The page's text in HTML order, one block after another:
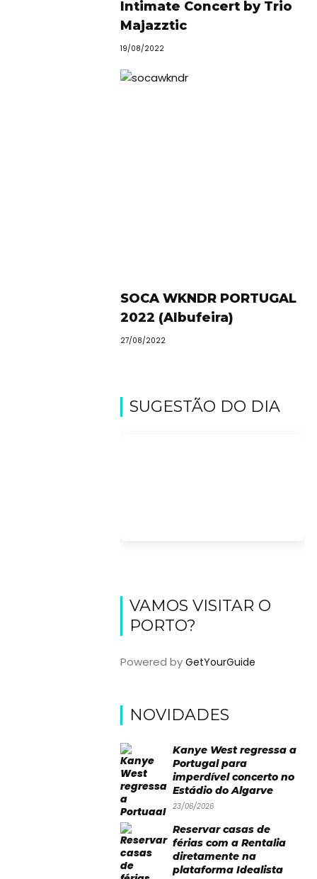
&
Bronzeado
Quem
Intimate Concert by Trio
Majazztic
19/08/2022
SOCA WKNDR PORTUGAL
2022 (Albufeira)
27/08/2022
SUGESTÃO DO DIA
VAMOS VISITAR O
PORTO?
Powered by GetYourGuide
NOVIDADES
Kanye West regressa a
Portugal para
imperdível concerto no
Estádio do Algarve
23/06/2026
Reservar casas de
férias com a Rentalia
diretamente na
plataforma Idealista